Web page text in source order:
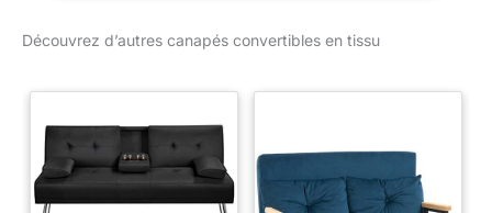
Découvrez d’autres canapés convertibles en tissu